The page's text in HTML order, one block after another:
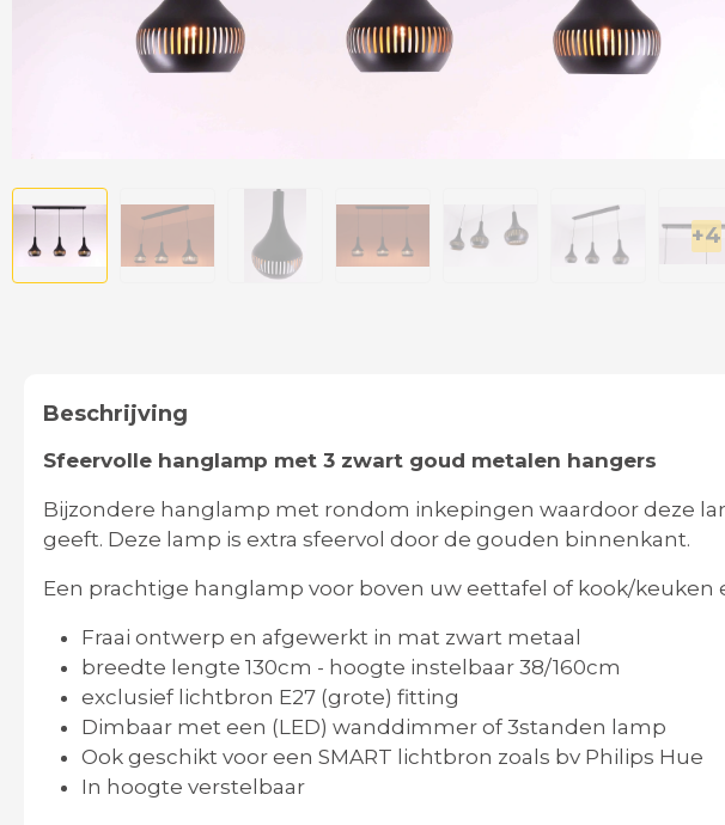
Beschrijving
Sfeervolle hanglamp met 3 zwart goud metalen hangers
Bijzondere hanglamp met rondom inkepingen waardoor deze
geeft. Deze lamp is extra sfeervol door de gouden binnenkant.
Een prachtige hanglamp voor boven uw eettafel of kook/keuken
Fraai ontwerp en afgewerkt in mat zwart metaal
breedte lengte 130cm - hoogte instelbaar 38/160cm
exclusief lichtbron E27 (grote) fitting
Dimbaar met een (LED) wanddimmer of 3standen lamp
Ook geschikt voor een SMART lichtbron zoals bv Philips Hue
In hoogte verstelbaar